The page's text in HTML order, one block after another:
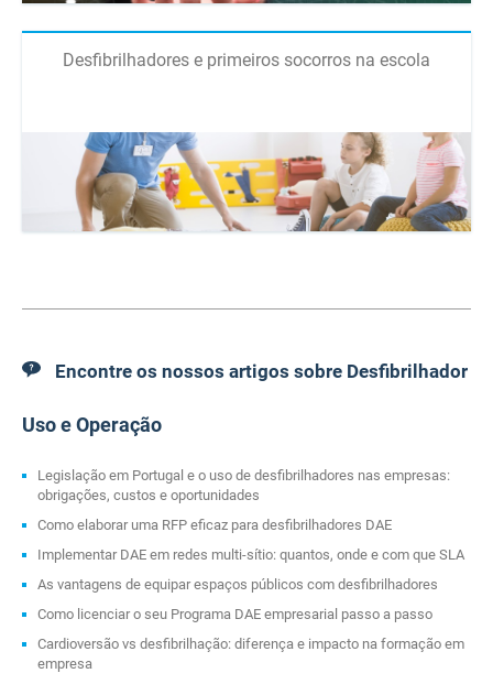
Desfibrilhadores e primeiros socorros na escola
Encontre os nossos artigos sobre Desfibrilhador
Uso e Operação
Legislação em Portugal e o uso de desfibrilhadores nas empresas:
obrigações, custos e oportunidades
Como elaborar uma RFP eficaz para desfibrilhadores DAE
Implementar DAE em redes multi-sítio: quantos, onde e com que SLA
As vantagens de equipar espaços públicos com desfibrilhadores
Como licenciar o seu Programa DAE empresarial passo a passo
Cardioversão vs desfibrilhação: diferença e impacto na formação em
empresa